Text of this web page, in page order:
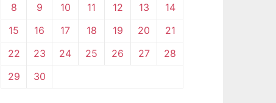
8
9 10 11 12 13
14
15
16 17 18 19 20
21
22
23 24 25 26 27
28
29
30